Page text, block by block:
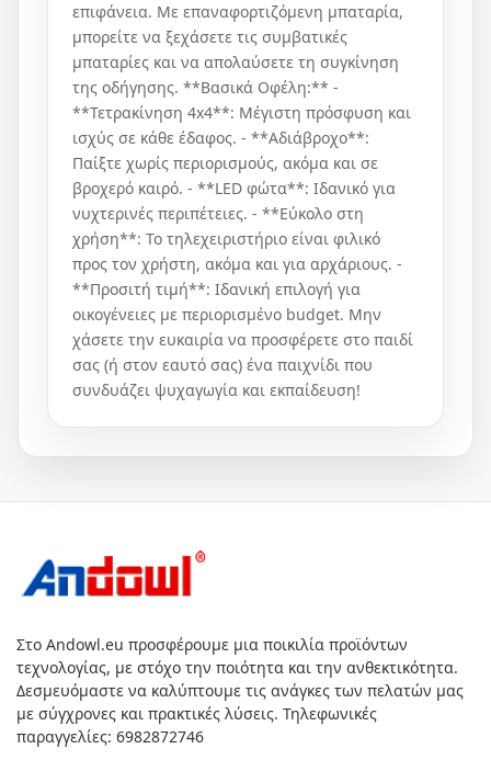
επιφάνεια. Με επαναφορτιζόμενη μπαταρία,
μπορείτε να ξεχάσετε τις συμβατικές
μπαταρίες και να απολαύσετε τη συγκίνηση
της οδήγησης. **Βασικά Οφέλη:** -
**Τετρακίνηση 4x4**: Μέγιστη πρόσφυση και
ισχύς σε κάθε έδαφος. - **Αδιάβροχο**:
Παίξτε χωρίς περιορισμούς, ακόμα και σε
βροχερό καιρό. - **LED φώτα**: Ιδανικό για
νυχτερινές περιπέτειες. - **Εύκολο στη
χρήση**: Το τηλεχειριστήριο είναι φιλικό
προς τον χρήστη, ακόμα και για αρχάριους. -
**Προσιτή τιμή**: Ιδανική επιλογή για
οικογένειες με περιορισμένο budget. Μην
χάσετε την ευκαιρία να προσφέρετε στο παιδί
σας (ή στον εαυτό σας) ένα παιχνίδι που
συνδυάζει ψυχαγωγία και εκπαίδευση!
Στο Andowl.eu προσφέρουμε μια ποικιλία προϊόντων
τεχνολογίας, με στόχο την ποιότητα και την ανθεκτικότητα.
Δεσμευόμαστε να καλύπτουμε τις ανάγκες των πελατών μας
με σύγχρονες και πρακτικές λύσεις. Τηλεφωνικές
παραγγελίες: 6982872746